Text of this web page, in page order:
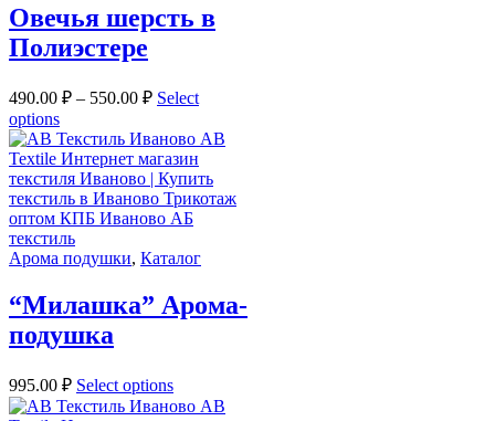
Овечья шерсть в
Полиэстере
490.00 ₽ – 550.00 ₽ Select
options
Арома подушки, Каталог
“Милашка” Арома-
подушка
995.00 ₽ Select options